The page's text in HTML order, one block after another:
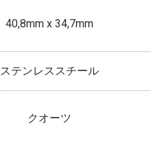
40,8mm x 34,7mm
ステンレススチール
クオーツ